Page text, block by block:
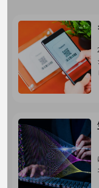
解決するヒントをお届けす
新着記事
お役立ち資料ダウンロー
トレンド記事特集
IT用語集
中堅中小企業向け
サービス・ソリュー
中堅中小企業のビジネスを
お悩みから見つける
お悩みから見つけるTOP
ネットワーク